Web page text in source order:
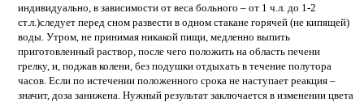
индивидуально, в зависимости от веса больного – от 1 ч.л. до 1-2
ст.л.)следует перед сном развести в одном стакане горячей (не кипящей)
воды. Утром, не принимая никакой пищи, медленно выпить
приготовленный раствор, после чего положить на область печени
грелку, и, поджав колени, без подушки отдыхать в течение полутора
часов. Если по истечении положенного срока не наступает реакция –
значит, доза занижена. Нужный результат заключается в изменении цвета